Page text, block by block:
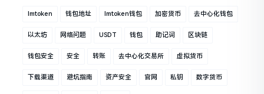
Imtoken 钱包地址 Imtoken钱包 加密货币 去中心化钱包
以太坊 网络问题 USDT 钱包 助记词 区块链
钱包安全 安全 转账 去中心化交易所 虚拟货币
下载渠道 避坑指南 资产安全 官网 私钥 数字货币